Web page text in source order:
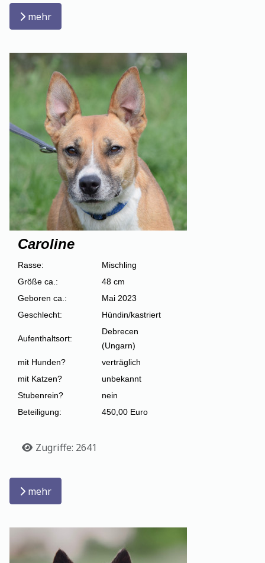
mehr
Caroline
Rasse:
Mischling
Größe ca.:
48 cm
Geboren ca.:
Mai 2023
Geschlecht:
Hündin/kastriert
Aufenthaltsort:
Debrecen
(Ungarn)
mit Hunden?
verträglich
mit Katzen?
unbekannt
Stubenrein?
nein
Beteiligung:
450,00 Euro
Details
Zugriffe: 2641
mehr